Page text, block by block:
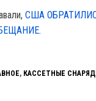
США
.
, КАССЕТНЫЕ